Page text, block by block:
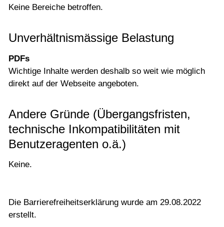
Keine Bereiche betroffen.
Unverhältnismässige Belastung
PDFs
Wichtige Inhalte werden deshalb so weit wie möglich
direkt auf der Webseite angeboten.
Andere Gründe (Übergangsfristen,
technische Inkompatibilitäten mit
Benutzeragenten o.ä.)
Keine.
Die Barrierefreiheitserklärung wurde am 29.08.2022
erstellt.